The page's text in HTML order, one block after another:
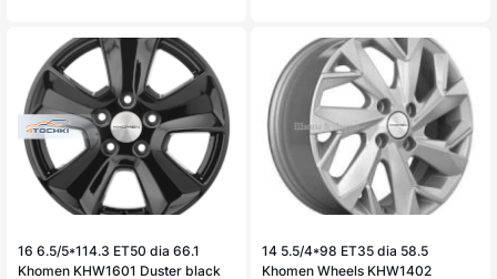
16 6.5/5*114.3 ET50 dia 66.1
Khomen KHW1601 Duster black
14 5.5/4*98 ET35 dia 58.5
Khomen Wheels KHW1402